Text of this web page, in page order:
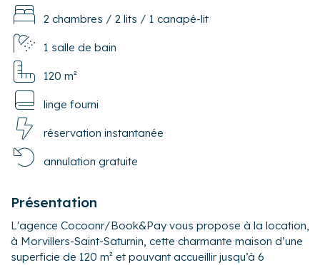
2 chambres / 2 lits / 1 canapé-lit
1 salle de bain
120 m²
linge fourni
réservation instantanée
annulation gratuite
Présentation
L'agence Cocoonr/Book&Pay vous propose à la location,
à Morvillers-Saint-Saturnin, cette charmante maison d’une
superficie de 120 m² et pouvant accueillir jusqu’à 6